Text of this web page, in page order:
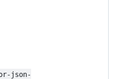
json-